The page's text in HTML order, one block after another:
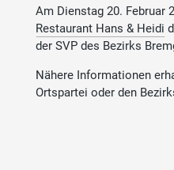
Am Dienstag 20. Februar
Restaurant Hans & Heidi
der SVP des Bezirks
Nähere Informationen
Ortspartei oder den